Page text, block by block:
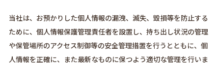
当社は、お預かりした個人情報の漏洩、滅失、毀損等を防止する
ために、個人情報保護管理責任者を設置し、持ち出し状況の管理
や保管場所のアクセス制御等の安全管理措置を行うとともに、個
人情報を正確に、また最新なものに保つよう適切な管理を行いま